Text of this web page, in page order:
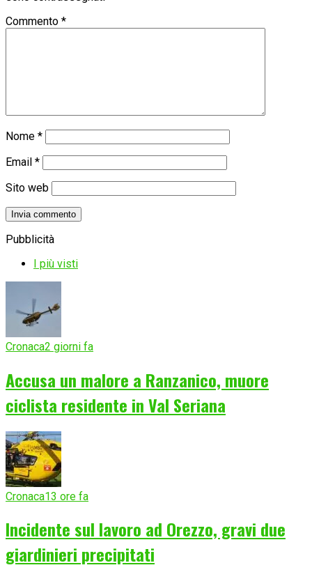
Commento *
Nome *
Email *
Sito web
Pubblicità
I più visti
Cronaca2 giorni fa
Accusa un malore a Ranzanico, muore
ciclista residente in Val Seriana
Cronaca13 ore fa
Incidente sul lavoro ad Orezzo, gravi due
giardinieri precipitati